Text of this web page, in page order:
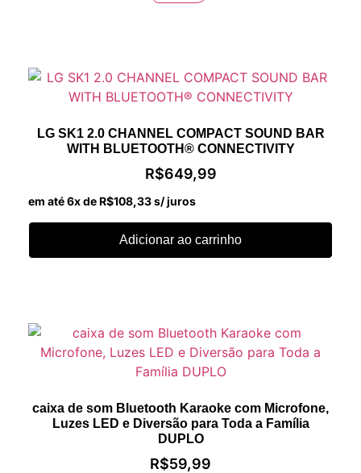
LG SK1 2.0 CHANNEL COMPACT SOUND BAR
WITH BLUETOOTH® CONNECTIVITY
R$649,99
em até 6x de R$108,33s/ juros
Adicionar ao carrinho
caixa de som Bluetooth Karaoke com Microfone,
Luzes LED e Diversão para Toda a Família
DUPLO
R$59,99